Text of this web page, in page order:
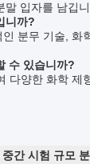
입자를 남깁니
니까?
분무 기술,
수 있습니까?
다양한 화학
중간 시험 규모